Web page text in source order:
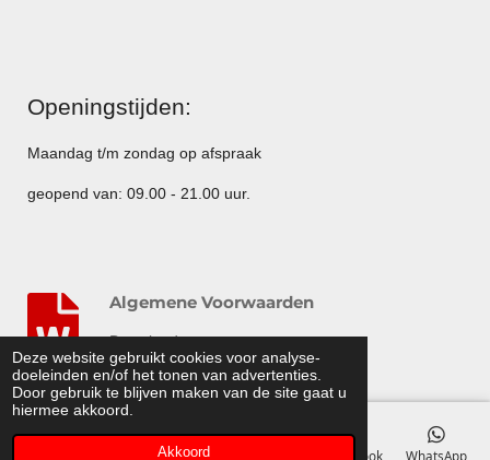
Deze website gebruikt cookies voor analyse-
doeleinden en/of het tonen van advertenties.
Door gebruik te blijven maken van de site gaat u
hiermee akkoord.
Akkoord
Openingstijden:
Maandag t/m zondag op afspraak
geopend van: 09.00 - 21.00 uur.
Algemene Voorwaarden
Download
© 2014 - 2015 Feestverhuurleeuwarden.nl
Telefoonnummer Facebook WhatsApp